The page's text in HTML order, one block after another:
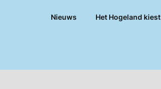
Nieuws Het Hogeland kiest